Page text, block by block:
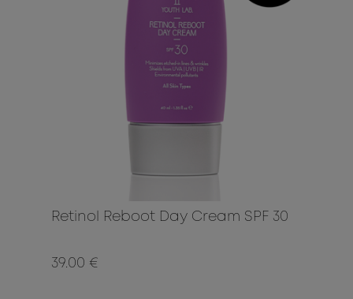
Retinol Reboot Day Cream SPF 30
39.00 €